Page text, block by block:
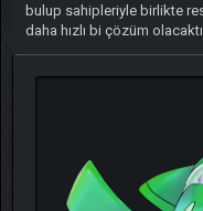
bulup sahipleriyle birlikte
daha hızlı bi çözüm